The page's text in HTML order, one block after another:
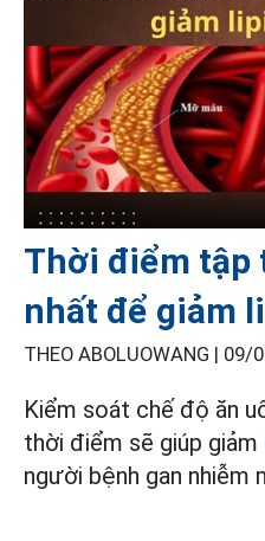
Thời điểm tập
nhất để giảm
THEO ABOLUOWANG | 09/
Kiểm soát chế độ ăn
thời điểm sẽ giúp giảm
người bệnh gan nhiễm